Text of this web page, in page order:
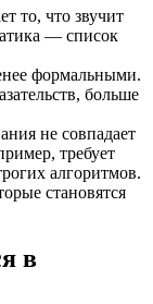
то, что звучит
— список
формальными.
больше
не совпадает
требует
алгоритмов.
становятся
в